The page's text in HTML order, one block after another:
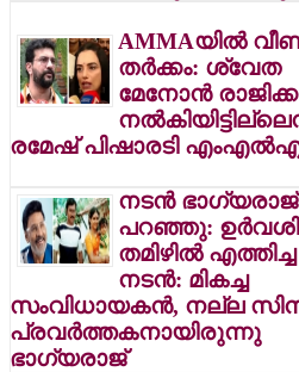
AMMAയില്‍
തര്‍ക്കം: ശ്വേത
മേനോന്‍
രമേഷ് പിഷാരടി
നടന്‍ ഭാഗ്യരാജ്
പറഞ്ഞു:
തമിഴില്‍ എത്തിച്ച
നടന്‍: മികച്ച
സംവിധായകന്‍, നല്ല
പ്രവര്‍ത്തകനായിരുന്നു
ഭാഗ്യരാജ്